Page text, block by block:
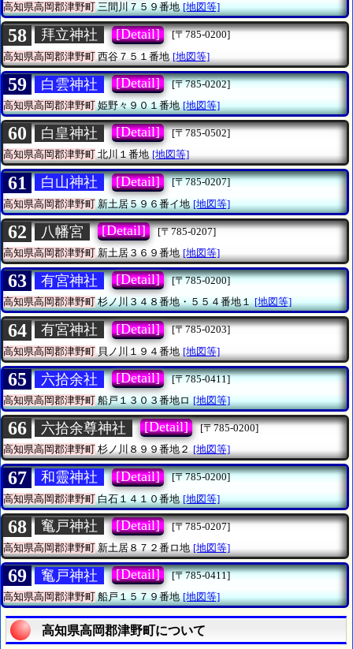
高知県高岡郡津野町三間川７５９番地 [地図等]
58 拜立神社 [Detail]
[〒785-0200]
高知県高岡郡津野町 西谷７５１番地 [地図等]
59 白雲神社 [Detail]
[〒785-0202]
高知県高岡郡津野町姫野々９０１番地 [地図等]
60 白皇神社 [Detail]
[〒785-0502]
高知県高岡郡津野町北川１番地 [地図等]
61 白山神社 [Detail]
[〒785-0207]
高知県高岡郡津野町新土居５９６番イ地 [地図等]
62 八幡宮 [Detail]
[〒785-0207]
高知県高岡郡津野町新土居３６９番地 [地図等]
63 有宮神社 [Detail]
[〒785-0200]
高知県高岡郡津野町杉ノ川３４８番地・５５４番地１ [地図等]
64 有宮神社 [Detail]
[〒785-0203]
高知県高岡郡津野町 貝ノ川１９４番地 [地図等]
65 六拾余社 [Detail]
[〒785-0411]
高知県高岡郡津野町船戸１３０３番地ロ [地図等]
66 六拾余尊神社 [Detail]
[〒785-0200]
高知県高岡郡津野町杉ノ川８９９番地２ [地図等]
67 和靈神社 [Detail]
[〒785-0200]
高知県高岡郡津野町白石１４１０番地 [地図等]
68 䆴戸神社 [Detail]
[〒785-0207]
高知県高岡郡津野町 新土居８７２番ロ地 [地図等]
69 䆴戸神社 [Detail]
[〒785-0411]
高知県高岡郡津野町船戸１５７９番地 [地図等]
高知県高岡郡津野町について